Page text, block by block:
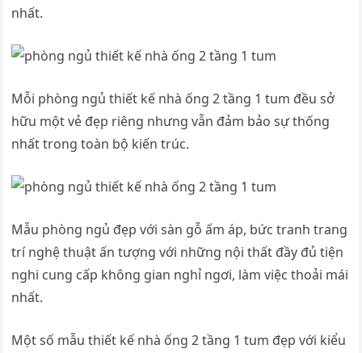
nhất.
Mỗi phòng ngủ thiết kế nhà ống 2 tầng 1 tum đều sở
hữu một vẻ đẹp riêng nhưng vẫn đảm bảo sự thống
nhất trong toàn bộ kiến trúc.
Mẫu phòng ngủ đẹp với sàn gỗ ấm áp, bức tranh trang
trí nghệ thuật ấn tượng với những nội thất đầy đủ tiện
nghi cung cấp không gian nghỉ ngơi, làm việc thoải mái
nhất.
Một số mẫu thiết kế nhà ống 2 tầng 1 tum đẹp với kiểu